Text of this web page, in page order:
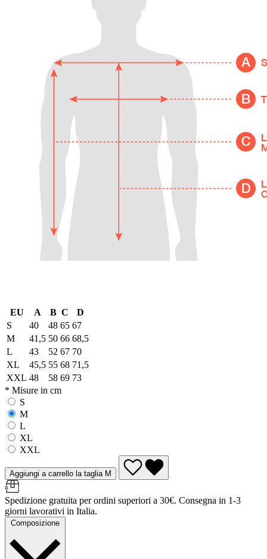
EU A B C
D
S
40 48 65 67
M
41,5 50 66 68,5
L
43 52 67 70
XL
45,5 55 68 71,5
XXL 48 58 69 73
* Misure in cm
S
M
L
XL
XXL
Aggiungi a carrello la taglia M
Spedizione gratuita per ordini superiori a 30€. Consegna in 1-3
giorni lavorativi in Italia.
Composizione